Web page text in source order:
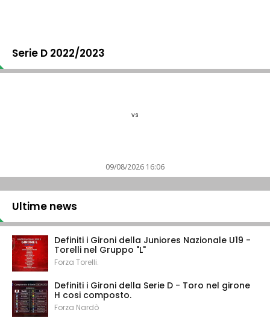
Serie D 2022/2023
vs
09/08/2026 16:06
Ultime news
Definiti i Gironi della Juniores Nazionale U19 -
Torelli nel Gruppo "L"
Forza Torelli.
Definiti i Gironi della Serie D - Toro nel girone
H cosi composto.
Forza Nardò